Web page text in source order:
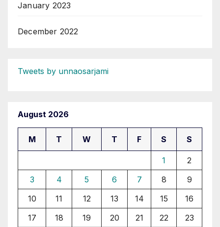
January 2023
December 2022
Tweets by unnaosarjami
August 2026
M T W T F S S
1
2
3
4 5 6 7 8
9
10
11 12 13 14 15
16
17
18 19 20 21 22
23